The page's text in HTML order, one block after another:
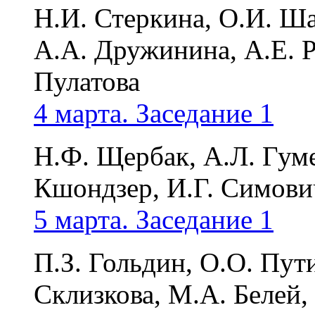
Н.И. Стеркина, О.И.
А.А. Дружинина, А.Е.
Пулатова
4 марта. Заседание 1
Н.Ф. Щербак, А.Л.
Кшондзер, И.Г.
5 марта. Заседание 1
П.З. Гольдин, О.О.
Склизкова, М.А.